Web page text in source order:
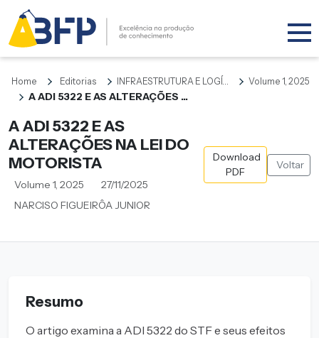
Home Editorias INFRAESTRUTURA E LOGÍ... Volume 1, 2025
A ADI 5322 E AS ALTERAÇÕES ...
A ADI 5322 E AS
ALTERAÇÕES NA LEI DO
MOTORISTA
Volume 1, 2025
27/11/2025
NARCISO FIGUEIRÔA JUNIOR
Download
PDF
Voltar
Resumo
O artigo examina a ADI 5322 do STF e seus efeitos